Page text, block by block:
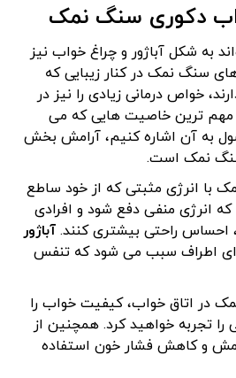
دکوری سنگ نمک
به شکل آباژور و چراغ خواب نیز
سنگ نمک در کنار زیبایی که
خواص درمانی زیادی را نیز در
مهم ترین خاصیت هایی که می
به آن اشاره کنیم، آرامش بخش
نمک است.
با انرژی مثبتی که از خود ساطع
انرژی منفی دفع شود و افرادی
احساس راحتی بیشتری کنند.آباژور
اطراف سبب می شود که تنفس
در اتاق خواب، کیفیت خواب را
را تجربه خواهید کرد. همچنین از
و کاهش فشار خون استفاده